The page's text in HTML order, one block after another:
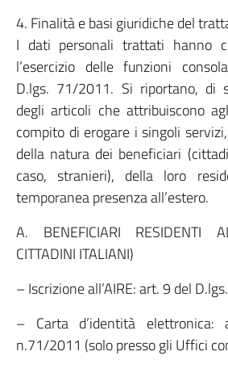
4. Finalità e basi giuridiche del
I dati personali trattati hanno
l’esercizio delle funzioni
D.lgs. 71/2011. Si riportano, di
degli articoli che attribuiscono
compito di erogare i singoli
della natura dei beneficiari
caso, stranieri), della loro
temporanea presenza all’estero.
A. BENEFICIARI RESIDENTI
CITTADINI ITALIANI)
– Iscrizione all’AIRE: art. 9 del
– Carta d’identità
n.71/2011 (solo presso gli Uffici